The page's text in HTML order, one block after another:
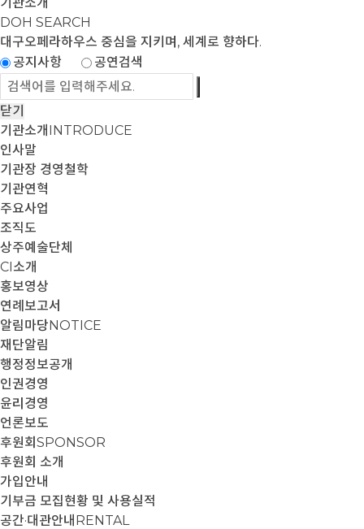
DOH SEARCH
대구오페라하우스 중심을 지키며, 세계로 향하다.
공지사항
공연검색
닫기
기관소개 INTRODUCE
인사말
기관장 경영철학
기관연혁
주요사업
조직도
상주예술단체
CI소개
홍보영상
연례보고서
알림마당NOTICE
재단알림
행정정보공개
인권경영
윤리경영
언론보도
후원회 SPONSOR
후원회 소개
가입안내
기부금 모집현황 및 사용실적
공간·대관안내 RENTAL